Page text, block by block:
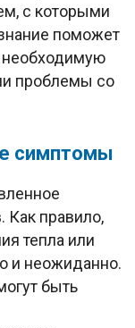
с которыми
поможет
необходимую
проблемы со
симптомы
Как правило,
тепла или
и неожиданно.
быть